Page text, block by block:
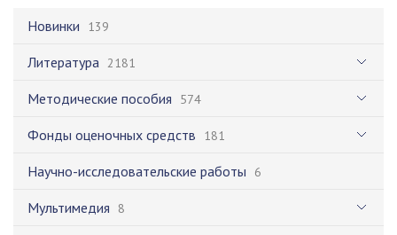
Новинки 139
Литература 2181
Методические пособия 574
Фонды оценочных средств 181
Научно-исследовательские работы 6
Мультимедия 8